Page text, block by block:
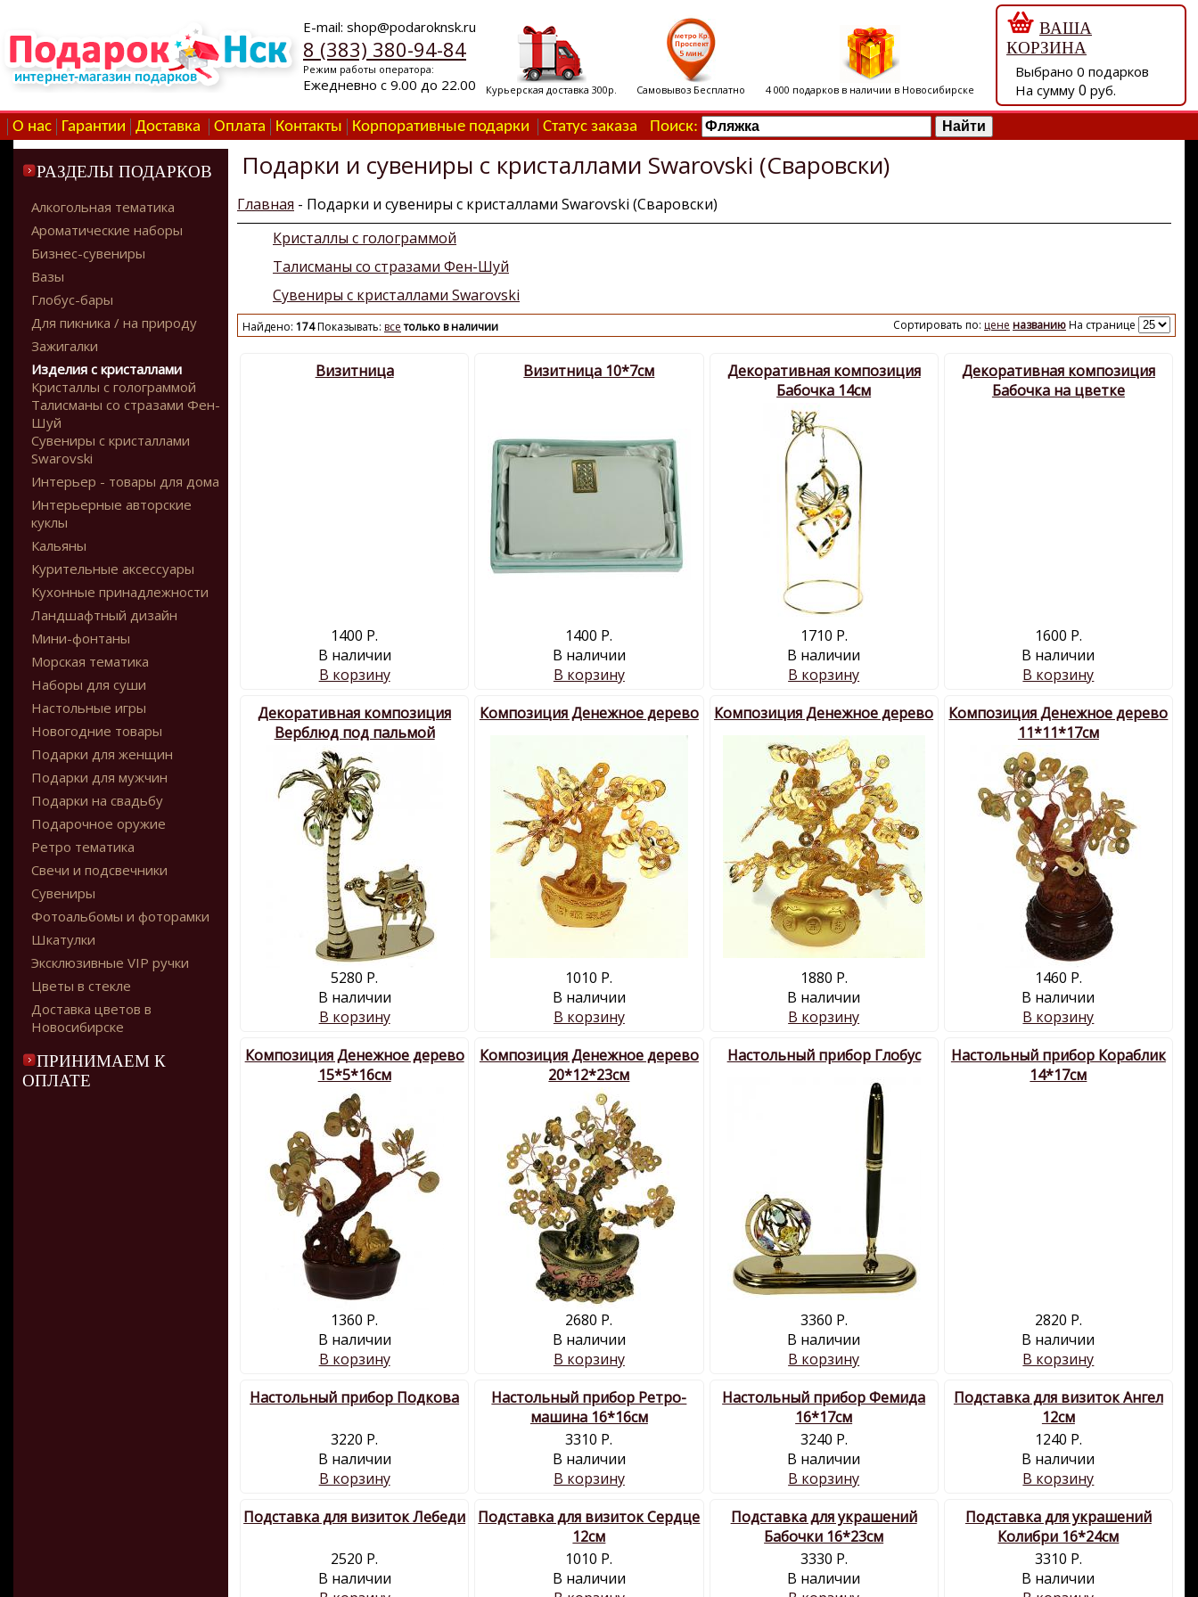
E-mail: shop@podaroknsk.ru
8 (383) 380-94-84
Режим работы оператора:
Ежедневно с 9.00 до 22.00 Курьерская доставка 300р. Самовывоз Бесплатно 4 000 подарков в наличии в Новосибирске
ВАША
КОРЗИНА
Выбрано 0 подарков
На сумму 0 руб.
О нас Гарантии Доставка Оплата Контакты Корпоративные подарки Статус заказа Поиск:
РАЗДЕЛЫ ПОДАРКОВ
Алкогольная тематика
Ароматические наборы
Бизнес-сувениры
Вазы
Глобус-бары
Для пикника / на природу
Зажигалки
Изделия с кристаллами
Кристаллы с голограммой
Талисманы со стразами Фен-
Шуй
Сувениры с кристаллами
Swarovski
Интерьер - товары для дома
Интерьерные авторские
куклы
Кальяны
Курительные аксессуары
Кухонные принадлежности
Ландшафтный дизайн
Мини-фонтаны
Морская тематика
Наборы для суши
Настольные игры
Новогодние товары
Подарки для женщин
Подарки для мужчин
Подарки на свадьбу
Подарочное оружие
Ретро тематика
Свечи и подсвечники
Сувениры
Фотоальбомы и фоторамки
Шкатулки
Эксклюзивные VIP ручки
Цветы в стекле
Доставка цветов в
Новосибирске
ПРИНИМАЕМ К
ОПЛАТЕ
Подарки и сувениры с кристаллами Swarovski (Сваровски)
Главная - Подарки и сувениры с кристаллами Swarovski (Сваровски)
Кристаллы с голограммой
Талисманы со стразами Фен-Шуй
Сувениры с кристаллами Swarovski
Найдено: 174Показывать: все только в наличии Сортировать по: цене названиюНа странице
Визитница
1400 Р.
В наличии
В корзину
Визитница 10*7см
1400 Р.
В наличии
В корзину
Декоративная композиция
Бабочка 14см
1710 Р.
В наличии
В корзину
Декоративная композиция
Бабочка на цветке
1600 Р.
В наличии
В корзину
Декоративная композиция
Верблюд под пальмой
5280 Р.
В наличии
В корзину
Композиция Денежное дерево
1010 Р.
В наличии
В корзину
Композиция Денежное дерево
1880 Р.
В наличии
В корзину
Композиция Денежное дерево
11*11*17см
1460 Р.
В наличии
В корзину
Композиция Денежное дерево
15*5*16см
1360 Р.
В наличии
В корзину
Композиция Денежное дерево
20*12*23см
2680 Р.
В наличии
В корзину
Настольный прибор Глобус
3360 Р.
В наличии
В корзину
Настольный прибор Кораблик
14*17см
2820 Р.
В наличии
В корзину
Настольный прибор Подкова
3220 Р.
В наличии
В корзину
Настольный прибор Ретро-
машина 16*16см
3310 Р.
В наличии
В корзину
Настольный прибор Фемида
16*17см
3240 Р.
В наличии
В корзину
Подставка для визиток Ангел
12см
1240 Р.
В наличии
В корзину
Подставка для визиток Лебеди
2520 Р.
В наличии
Подставка для визиток Сердце
12см
1010 Р.
В наличии
Подставка для украшений
Бабочки 16*23см
3330 Р.
В наличии
Подставка для украшений
Колибри 16*24см
3310 Р.
В наличии